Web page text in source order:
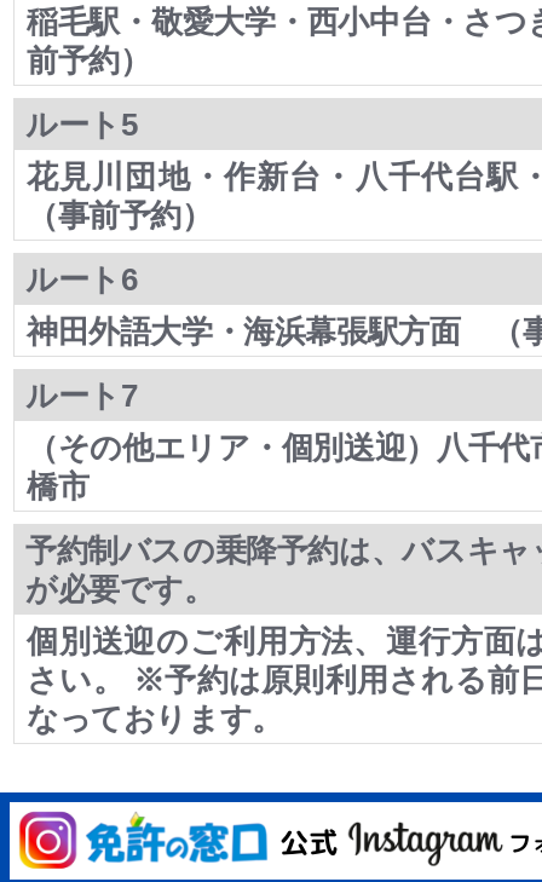
稲毛駅・敬愛大学・西小中台・さつ
前予約）
ルート5
花見川団地・作新台・八千代台駅
（事前予約）
ルート6
神田外語大学・海浜幕張駅方面 （
ルート7
（その他エリア・個別送迎）八千
橋市
予約制バスの乗降予約は、バスキ
が必要です。
個別送迎のご利用方法、運行方面
さい。 ※予約は原則利用される前
なっております。